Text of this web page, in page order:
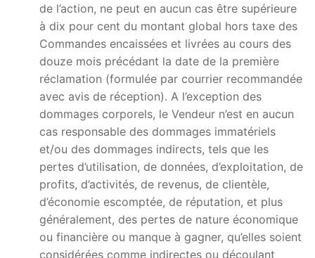
de l’action, ne peut en aucun cas être supérieure
à dix pour cent du montant global hors taxe des
Commandes encaissées et livrées au cours des
douze mois précédant la date de la première
réclamation (formulée par courrier recommandée
avec avis de réception). A l’exception des
dommages corporels, le Vendeur n’est en aucun
cas responsable des dommages immatériels
et/ou des dommages indirects, tels que les
pertes d’utilisation, de données, d’exploitation, de
profits, d’activités, de revenus, de clientèle,
d’économie escomptée, de réputation, et plus
généralement, des pertes de nature économique
ou financière ou manque à gagner, qu’elles soient
considérées comme indirectes ou découlant